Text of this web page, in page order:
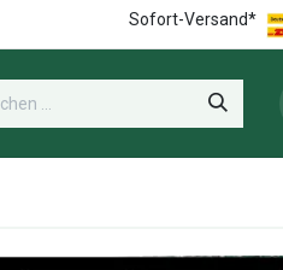
Sofort-Versand*